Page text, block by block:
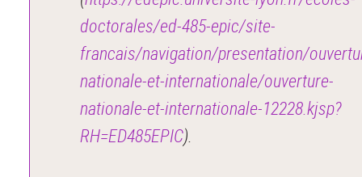
doctorales/ed-485-epic/site-
francais/navigation/presentation/
nationale-et-internationale/ouverture-
nationale-et-internationale-12228.kjsp?
RH=ED485EPIC).